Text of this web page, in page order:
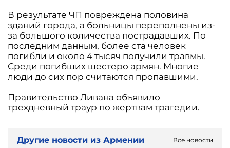
В результате ЧП повреждена половина
зданий города, а больницы переполнены из-
за большого количества пострадавших. По
последним данным, более ста человек
погибли и около 4 тысяч получили травмы.
Среди погибших шестеро армян. Многие
люди до сих пор считаются пропавшими.
Правительство Ливана объявило
трехдневный траур по жертвам трагедии.
Другие новости из Армении Все новости